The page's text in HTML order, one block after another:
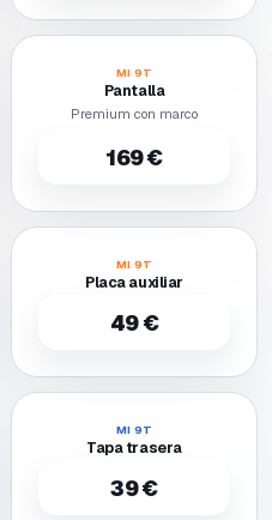
MI 9T
Pantalla
Premium con marco
169 €
MI 9T
Placa auxiliar
49 €
MI 9T
Tapa trasera
39 €